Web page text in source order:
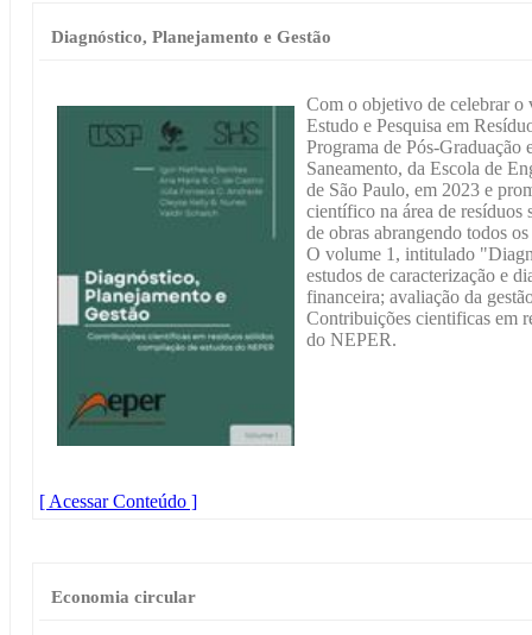
Diagnóstico, Planejamento e Gestão
Com o objetivo de celebrar
Estudo e Pesquisa em
Programa de Pós-
Saneamento, da Escola de
de São Paulo, em 2023 e
científico na área de resíduos
de obras abrangendo todos
O volume 1, intitulado
estudos de caracterização e
financeira; avaliação da
Contribuições cientificas em
do NEPER.
[ Acessar Conteúdo ]
Economia circular